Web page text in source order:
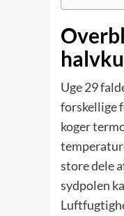
Uge 29
forskellige
koger
store dele
sydpolen